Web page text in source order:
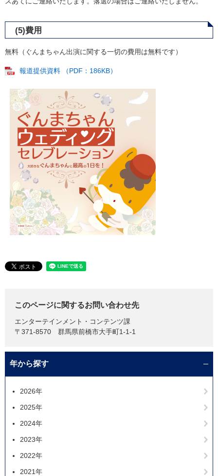
(5)費用
無料（ぐんまちゃん出演に関する一切の費用は無料です）
報道提供資料 （PDF：186KB）
このページに関するお問い合わせ先
エンターテインメント・コンテンツ課
〒371-8570
群馬県前橋市大手町1-1-1
年から探す
2026年
2025年
2024年
2023年
2022年
2021年